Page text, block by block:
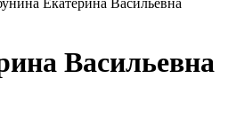
Екатерина Васильевна
Васильевна